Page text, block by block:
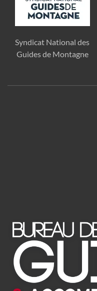
Syndicat National des
Guides de Montagne